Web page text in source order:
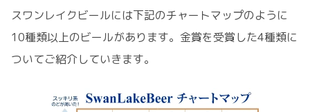
スワンレイクビールには下記のチャートマップのように
10種類以上のビールがあります。金賞を受賞した4種類に
ついてご紹介していきます。